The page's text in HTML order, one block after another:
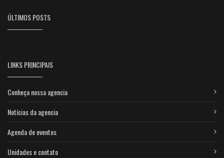
ÚLTIMOS POSTS
LINKS PRINCIPAIS
Conheça nossa agencia
Notícias da agencia
Agenda de eventos
Unidades e contato